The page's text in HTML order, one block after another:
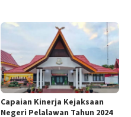
Capaian Kinerja Kejaksaan
Negeri Pelalawan Tahun 2024